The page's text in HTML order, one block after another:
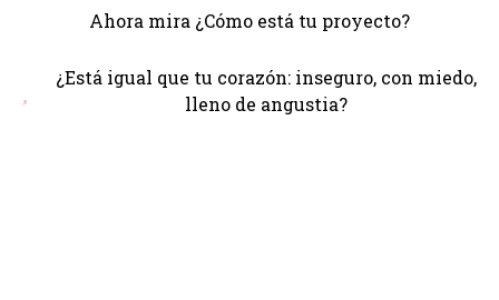
Ahora mira ¿Cómo está tu proyecto?
¿Está igual que tu corazón: inseguro, con miedo,
lleno de angustia?